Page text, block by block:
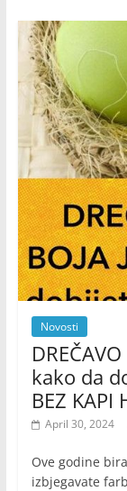
Novosti
kako da
BEZ KAPI
April 30, 2024
Ove godine
izbjegavate